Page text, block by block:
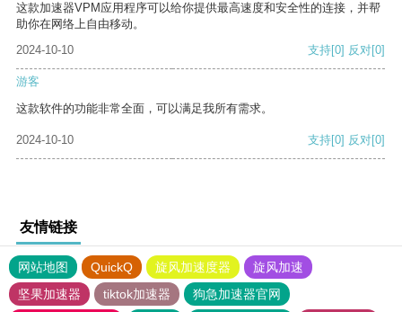
这款加速器VPM应用程序可以给你提供最高速度和安全性的连接，并帮
助你在网络上自由移动。
2024-10-10
支持[0] 反对[0]
游客
这款软件的功能非常全面，可以满足我所有需求。
2024-10-10 支持[0] 反对[0]
友情链接
网站地图 QuickQ 旋风加速度器
旋风加速
坚果加速器
tiktok加速器 狗急加速器官网